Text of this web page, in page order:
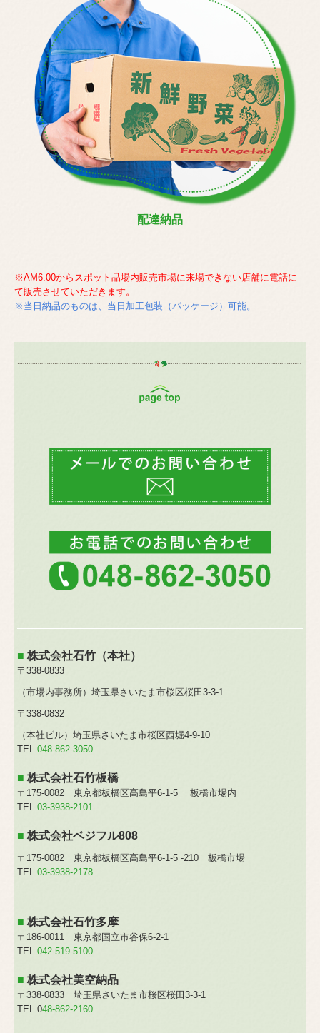
配達納品
※AM6:00からスポット品場内販売市場に来場できない店舗に電話に
て販売させていただきます。
※当日納品のものは、当日加工包装（パッケージ）可能。
■株式会社石竹（本社）
〒338-0833
（市場内事務所）埼玉県さいたま市桜区桜田3-3-1
〒338-0832
（本社ビル）埼玉県さいたま市桜区西堀4-9-10
TEL048-862-3050
■株式会社石竹板橋
〒175-0082 東京都板橋区高島平6-1-5 板橋市場内
TEL03-3938-2101
■株式会社ベジフル808
〒175-0082 東京都板橋区高島平6-1-5 -210 板橋市場
TEL03-3938-2178
■株式会社石竹多摩
〒186-0011 東京都国立市谷保6-2-1
TEL042-519-5100
■株式会社美空納品
〒338-0833 埼玉県さいたま市桜区桜田3-3-1
TEL 048-862-2160